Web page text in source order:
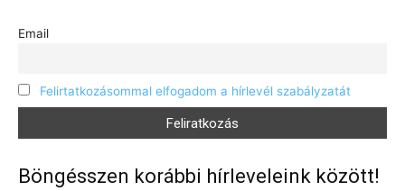
Email
Felirtatkozásommal elfogadom a hírlevél szabályzatát
Böngésszen korábbi hírleveleink között!